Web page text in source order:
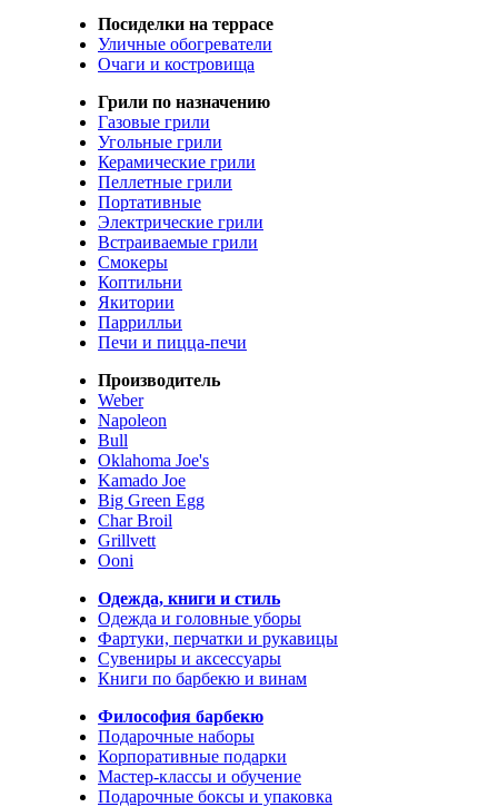
Посиделки на террасе
Уличные обогреватели
Очаги и костровища
Грили по назначению
Газовые грили
Угольные грили
Керамические грили
Пеллетные грили
Портативные
Электрические грили
Встраиваемые грили
Смокеры
Коптильни
Якитории
Паррилльи
Печи и пицца-печи
Производитель
Weber
Napoleon
Bull
Oklahoma Joe's
Kamado Joe
Big Green Egg
Char Broil
Grillvett
Ooni
Одежда, книги и стиль
Одежда и головные уборы
Фартуки, перчатки и рукавицы
Сувениры и аксессуары
Книги по барбекю и винам
Философия барбекю
Подарочные наборы
Корпоративные подарки
Мастер-классы и обучение
Подарочные боксы и упаковка